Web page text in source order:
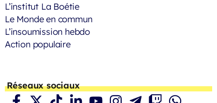
L’institut La Boétie
Le Monde en commun
L’insoumission hebdo
Action populaire
Réseaux sociaux